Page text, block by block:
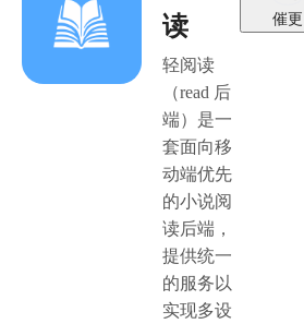
读
轻阅读
（read 后
端）是一
套面向移
动端优先
的小说阅
读后端，
提供统一
的服务以
实现多设
催更